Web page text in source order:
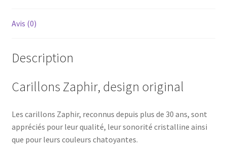
Avis (0)
Description
Carillons Zaphir, design original
Les carillons Zaphir, reconnus depuis plus de 30 ans, sont
appréciés pour leur qualité, leur sonorité cristalline ainsi
que pour leurs couleurs chatoyantes.